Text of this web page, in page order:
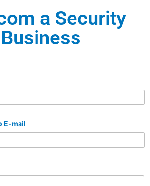
a Security
Business
E-mail